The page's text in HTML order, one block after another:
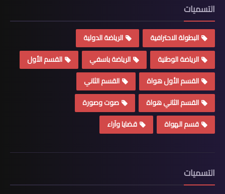
التسميات
البطولة الاحترافية
الرياضة الدولية
الرياضة الوطنية
الرياضة باسفي
القسم الأول
القسم الأول هواة
القسم الثاني
القسم الثاني هواة
صوت وصورة
قسم الهواة
قضايا وآراء
التسميات